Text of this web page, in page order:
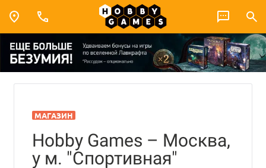
МАГАЗИН
Hobby Games – Москва,
у м. "Спортивная"